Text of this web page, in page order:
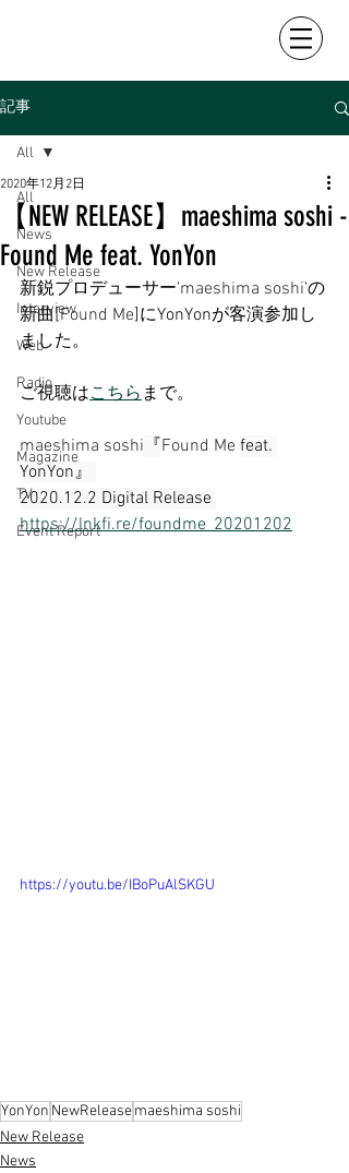
記事
All
News
New Release
Interview
Web
Radio
Youtube
Magazine
TV
Event Report
All
【NEW RELEASE】maeshima soshi -
Found Me feat. YonYon
2020年12月2日
新鋭プロデューサー'maeshima soshi'の
新曲[Found Me]にYonYonが客演参加し
ました。
ご視聴はこちらまで。
maeshima soshi 『 Found Me feat.
YonYon』
2020.12.2 Digital Release
https://lnkfi.re/foundme_20201202
https://youtu.be/IBoPuAlSKGU
YonYon NewReleasemaeshima soshi
New Release
News